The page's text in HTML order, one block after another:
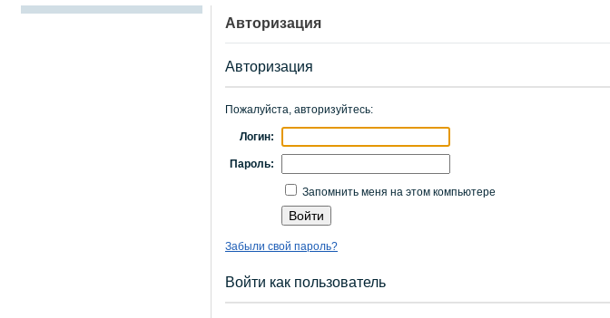
Авторизация
Авторизация
Пожалуйста, авторизуйтесь:
Логин:
Пароль:
Запомнить меня на этом компьютере
Забыли свой пароль?
Войти как пользователь